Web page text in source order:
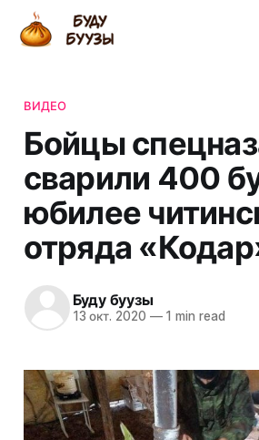
ВИДЕО
Бойцы
сварили 400
юбилее
отряда
Буду буузы
13 окт. 2020 —1 min read